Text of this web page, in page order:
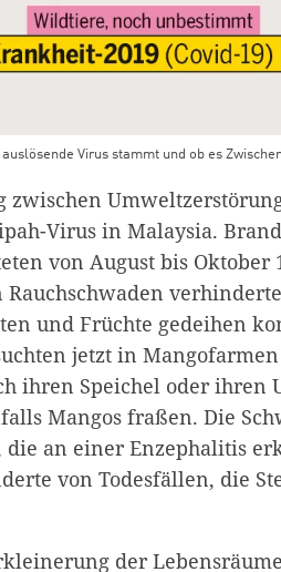
Virus stammt und ob es
Virus in Malaysia.
von August bis Oktober
und Früchte gedeihen
jetzt in
ihren Speichel oder ihren
Mangos fraßen. Die
an einer Enzephalitis
von Todesfällen, die
der